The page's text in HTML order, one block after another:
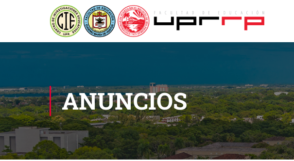
ANUNCIOS